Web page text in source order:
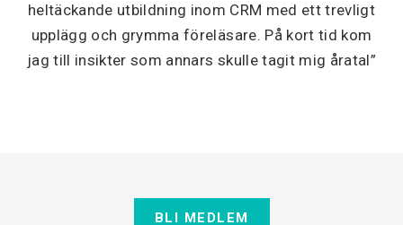
heltäckande utbildning inom CRM med ett trevligt
upplägg och grymma föreläsare. På kort tid kom
jag till insikter som annars skulle tagit mig åratal”
BLI MEDLEM